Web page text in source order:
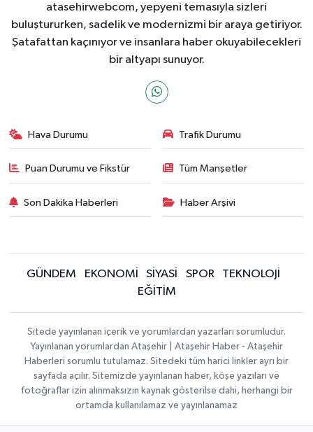
atasehirwebcom, yepyeni temasıyla sizleri
buluştururken, sadelik ve modernizmi bir araya getiriyor.
Şatafattan kaçınıyor ve insanlara haber okuyabilecekleri
bir altyapı sunuyor.
Hava Durumu Trafik Durumu
Puan Durumu ve Fikstür Tüm Manşetler
Son Dakika Haberleri Haber Arşivi
GÜNDEM EKONOMİ SİYASİ SPOR
TEKNOLOJİ
EĞİTİM
Sitede yayınlanan içerik ve yorumlardan yazarları sorumludur.
Yayınlanan yorumlardan Ataşehir | Ataşehir Haber - Ataşehir
Haberleri sorumlu tutulamaz. Sitedeki tüm harici linkler ayrı bir
sayfada açılır. Sitemizde yayınlanan haber, köşe yazıları ve
fotoğraflar izin alınmaksızın kaynak gösterilse dahi, herhangi bir
ortamda kullanılamaz ve yayınlanamaz